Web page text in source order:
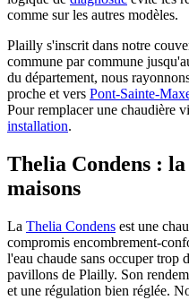
comme sur les autres modèles.
Plailly s'inscrit dans notre
commune par commune
du département, nous
proche et vers Pont-Sainte-
Pour remplacer une chaudière
installation.
Thelia Condens :
maisons
La Thelia Condens est une
compromis encombrement-
l'eau chaude sans occuper trop
pavillons de Plailly. Son
et une régulation bien réglée.